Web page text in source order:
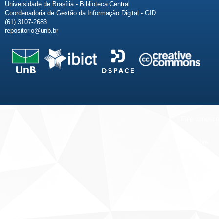
Universidade de Brasília - Biblioteca Central
Coordenadoria de Gestão da Informação Digital - GID
(61) 3107-2683
repositorio@unb.br